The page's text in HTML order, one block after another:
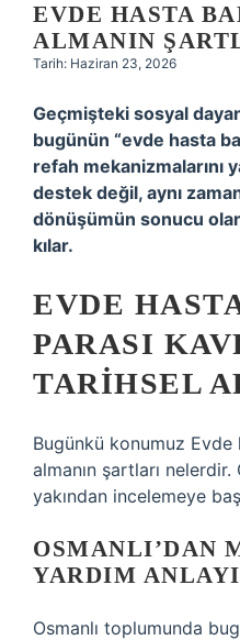
Hakkımızda
EVDE HASTA
ALMANIN
Tarih: Haziran 23, 2026
Geçmişteki sosyal
bugünün “evde hasta
refah mekanizmalarını
destek değil, aynı
dönüşümün sonucu
kılar.
EVDE
PARASI
TARIHSEL
Bugünkü konumuz Evde
almanın şartları nelerdir.
yakından incelemeye
OSMANLI’DAN
YARDIM
Osmanlı toplumunda